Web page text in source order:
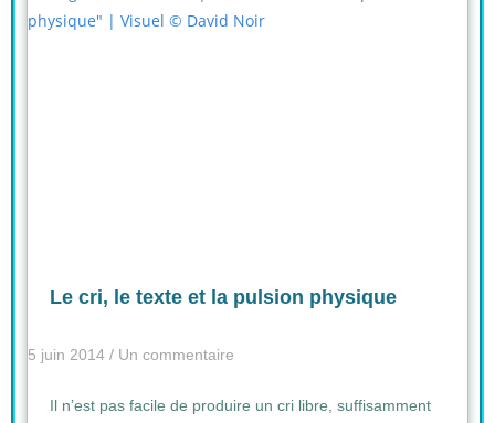
Le cri, le texte et la pulsion physique
5 juin 2014 Un commentaire
Il n’est pas facile de produire un cri libre, suffisamment